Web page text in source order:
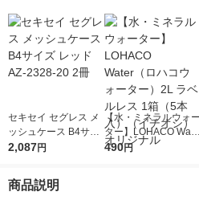
セキセイ セグレス メ
ッシュケース B4サイ
ズ レッド AZ-2328-20
2,087円
【水・ミネラルウォー
ター】LOHACO Wate
r（ロハコウォータ
490円
商品説明